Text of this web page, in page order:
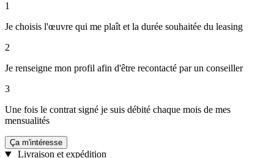
1
Je choisis l'œuvre qui me plaît et la durée souhaitée du leasing
2
Je renseigne mon profil afin d'être recontacté par un conseiller
3
Une fois le contrat signé je suis débité chaque mois de mes
mensualités
Ça m'intéresse
Livraison et expédition